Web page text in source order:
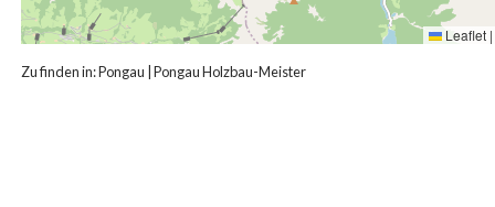
Leaflet |
Zu finden in:Pongau Pongau Holzbau-Meister